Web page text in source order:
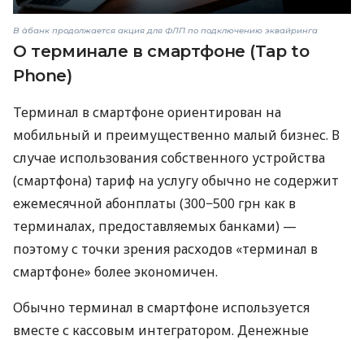
В àбанк продолжается акция для ФЛП по подключению эквайринга
О терминале в смартфоне (Tap to
Phone)
Терминал в смартфоне ориентирован на
мобильный и преимущественно малый бизнес. В
случае использования собственного устройства
(смартфона) тариф на услугу обычно не содержит
ежемесячной абонплаты (300−500 грн как в
терминалах, предоставляемых банками) —
поэтому с точки зрения расходов «терминал в
смартфоне» более экономичен.
Обычно терминал в смартфоне используется
вместе с кассовым интегратором. Денежные